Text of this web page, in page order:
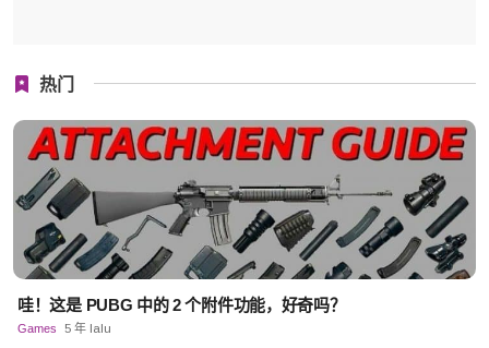
热门
哇！这是 PUBG 中的 2 个附件功能，好奇吗？
Games 5 年 lalu